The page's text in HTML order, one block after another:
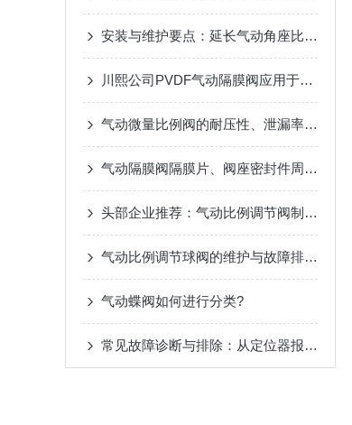
安装与维护要点：延长气动角座比例阀使用寿命的关键
川熙公司PVDF气动隔膜阀应用于钢铁行业
气动微量比例阀的耐压性、泄漏率与长期稳定性评估
气动隔膜阀隔膜片、阀座密封件周期性更换预防性保养规范
头部企业推荐：气动比例调节阀制造商与生产企业名录
气动比例调节球阀的维护与故障排查指南
气动蝶阀如何进行分类?
常见故障诊断与排除：从定位器报警、动作迟缓到泄漏问题的全面排查